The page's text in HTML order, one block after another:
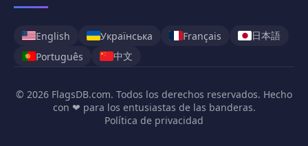
English Українська Français
日本語
Português
中文
© 2026 FlagsDB.com. Todos los derechos reservados. Hecho
con ❤ para los entusiastas de las banderas.
Política de privacidad